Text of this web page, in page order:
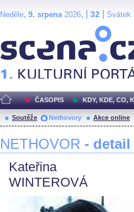
Neděle, 9. srpena2026, | 32 Svátek
ČASOPIS KDY, KDE, CO,
Soutěže Nethovory Akce online
NETHOVOR - detail
Kateřina
WINTEROVÁ